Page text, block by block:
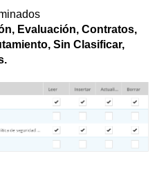
Evaluación, Contratos,
Sin Clasificar,